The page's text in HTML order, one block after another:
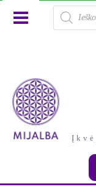
Products
search